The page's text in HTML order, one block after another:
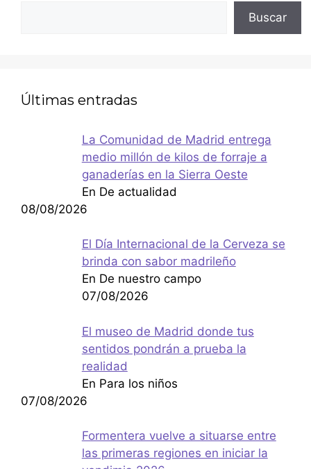
Buscar
Últimas entradas
La Comunidad de Madrid entrega
medio millón de kilos de forraje a
ganaderías en la Sierra Oeste
En De actualidad
08/08/2026
El Día Internacional de la Cerveza se
brinda con sabor madrileño
En De nuestro campo
07/08/2026
El museo de Madrid donde tus
sentidos pondrán a prueba la
realidad
En Para los niños
07/08/2026
Formentera vuelve a situarse entre
las primeras regiones en iniciar la